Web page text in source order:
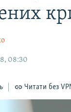
08:30
Читати без